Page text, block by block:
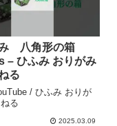
み 八角形の箱
– ひふみ おりがみ
る
/ ひふみ おりが
る
2025.03.09